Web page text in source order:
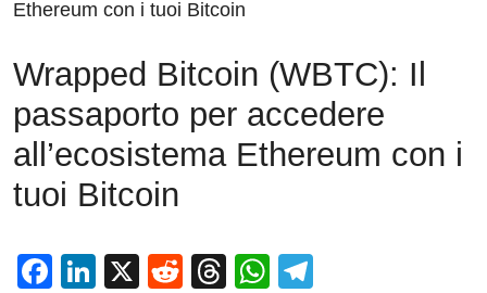
Ethereum con i tuoi Bitcoin
Wrapped Bitcoin (WBTC): Il
passaporto per accedere
all’ecosistema Ethereum con i
tuoi Bitcoin
F
Li
X
R
T
W